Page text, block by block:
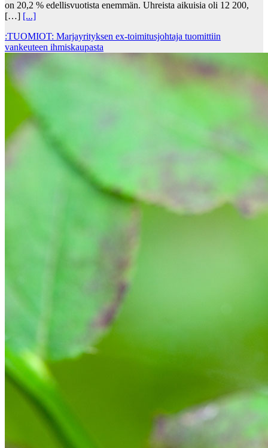
on 20,2 % edellisvuotista enemmän. Uhreista aikuisia oli 12 200,
[…] [...]
:TUOMIOT: Marjayrityksen ex-toimitusjohtaja tuomittiin
vankeuteen ihmiskaupasta